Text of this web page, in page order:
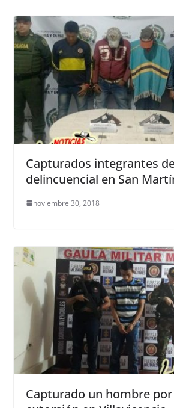
Capturados integrantes
delincuencial en San
noviembre 30, 2018
Capturado un hombre